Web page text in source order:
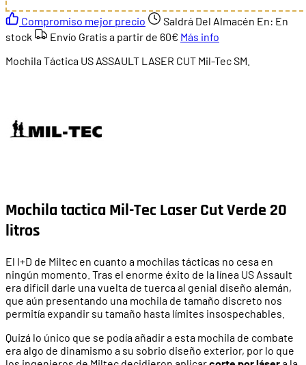
Compromiso mejor precio Saldrá Del Almacén En: En
stock
Envío Gratis a partir de 60€ Más info
Mochila Táctica US ASSAULT LASER CUT Mil-Tec SM.
Mochila tactica Mil-Tec Laser Cut Verde 20
litros
El I+D de Miltec en cuanto a mochilas tácticas no cesa en
ningún momento. Tras el enorme éxito de la línea US Assault
era difícil darle una vuelta de tuerca al genial diseño alemán,
que aún presentando una mochila de tamaño discreto nos
permitía expandir su tamaño hasta límites insospechables.
Quizá lo único que se podía añadir a esta mochila de combate
era algo de dinamismo a su sobrio diseño exterior, por lo que